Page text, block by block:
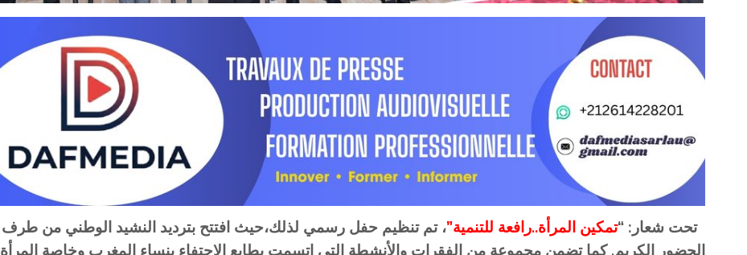
تحت شعار: “تمكين المرأة..رافعة للتنمية”، تم تنظيم حفل رسمي لذلك،حيث افتتح بترديد النشيد الوطني من طرف
الحضور الكريم. كما تضمن مجموعة من الفقرات والأنشطة التي اتسمت بطابع الاحتفاء بنساء المغرب وخاصة المرأة